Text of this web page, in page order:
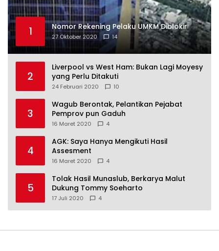
1 Nomor Rekening Pelaku UMKM Diblokir
27 Oktober 2020 14
2
Liverpool vs West Ham: Bukan Lagi Moyesy
yang Perlu Ditakuti
24 Februari 2020 10
3
Wagub Berontak, Pelantikan Pejabat
Pemprov pun Gaduh
16 Maret 2020 4
4
AGK: Saya Hanya Mengikuti Hasil
Assesment
16 Maret 2020 4
5
Tolak Hasil Munaslub, Berkarya Malut
Dukung Tommy Soeharto
17 Juli 2020 4